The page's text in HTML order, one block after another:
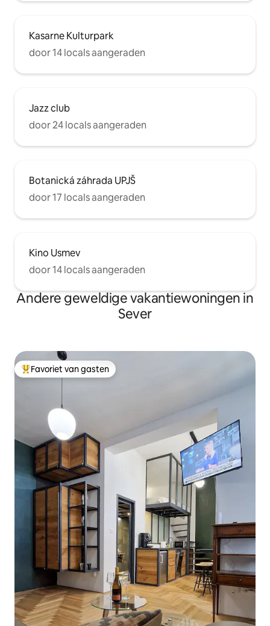
Kasarne Kulturpark
door 14 locals aangeraden
Jazz club
door 24 locals aangeraden
Botanická záhrada UPJŠ
door 17 locals aangeraden
Kino Usmev
door 14 locals aangeraden
Andere geweldige vakantiewoningen in
Sever
Topfavoriet van gasten
Favoriet van gasten